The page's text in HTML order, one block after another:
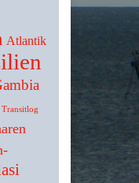
Atlantik
Transitlog